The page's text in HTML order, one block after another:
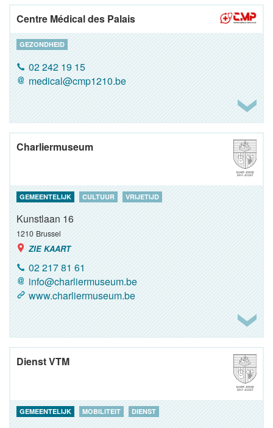
Centre Médical des Palais
GEZONDHEID
02 242 19 15
medical@cmp1210.be
Charliermuseum
GEMEENTELIJK CULTUUR VRIJETIJD
Kunstlaan 16
1210 Brussel
ZIE KAART
02 217 81 61
info@charliermuseum.be
www.charliermuseum.be
Dienst VTM
GEMEENTELIJK MOBILITEIT DIENST